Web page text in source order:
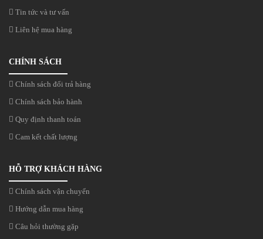
Tin tức và tư vấn
Liên hệ mua hàng
CHÍNH SÁCH
Chính sách đổi trả hàng
Chính sách bảo hành
Quy định thanh toán
Cam kết chất lượng
HỖ TRỢ KHÁCH HÀNG
Chính sách vận chuyển
Hướng dẫn mua hàng
Câu hỏi thường gặp